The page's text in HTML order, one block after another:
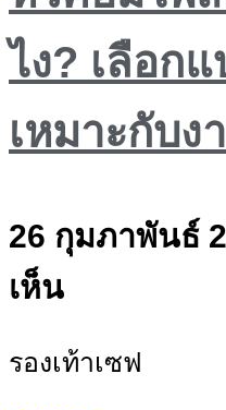
ไง? เลือก
เหมาะกับง
26 กุมภาพันธ์
เห็น
รองเท้าเซฟ